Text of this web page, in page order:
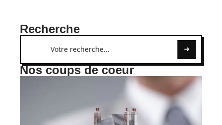
Recherche
Nos coups de coeur